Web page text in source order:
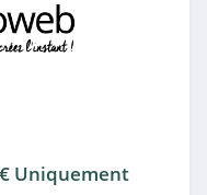
Uniquement